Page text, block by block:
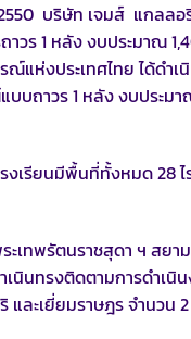
บริษัท เจมส์ แกลลอรี่
าวร 1 หลัง งบประมาณ
แห่งประเทศไทย ได้ดำเ
บบถาวร 1 หลัง งบประม
รียนมีพื้นที่ทั้งหมด 28 ไ
พรัตนราชสุดา ฯ สยาม
เนินทรงติดตามการดำเนิ
และเยี่ยมราษฎร จำนวน